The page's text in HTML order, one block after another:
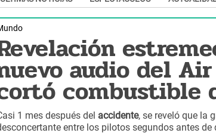
audio del
combustible
1 mes después del accidente, se reveló que la
entre los pilotos segundos antes de